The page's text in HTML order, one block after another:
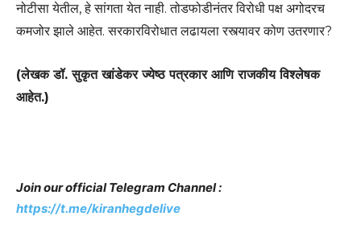
नोटीसा येतील, हे सांगता येत नाही. तोडफोडीनंतर विरोधी पक्ष अगोदरच
कमजोर झाले आहेत. सरकारविरोधात लढायला रस्त्यावर कोण उतरणार?
(लेखक डॉ. सुकृत खांडेकर ज्येष्ठ पत्रकार आणि राजकीय विश्लेषक
आहेत.)
Join our official Telegram Channel :
https://t.me/kiranhegdelive